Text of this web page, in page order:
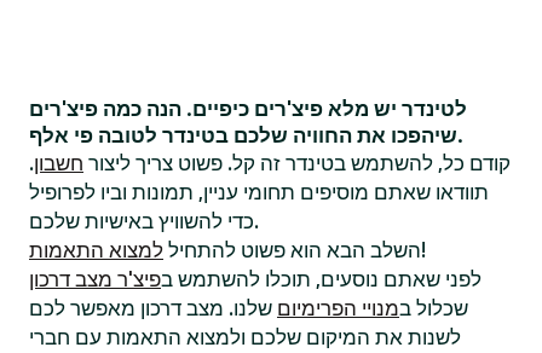
לטינדר יש מלא פיצ'רים כיפיים. הנה כמה פיצ'רים
שיהפכו את החוויה שלכם בטינדר לטובה פי אלף.
קודם כל, להשתמש בטינדר זה קל. פשוט צריך ליצור חשבון.
תוודאו שאתם מוסיפים תחומי עניין, תמונות וביו לפרופיל
כדי להשוויץ באישיות שלכם.
השלב הבא הוא פשוט להתחיל למצוא התאמות
!
לפני שאתם נוסעים, תוכלו להשתמש בפיצ'ר מצב דרכון
שכלול במנויי הפרימיום שלנו. מצב דרכון מאפשר לכם
לשנות את המיקום שלכם ולמצוא התאמות עם חברי